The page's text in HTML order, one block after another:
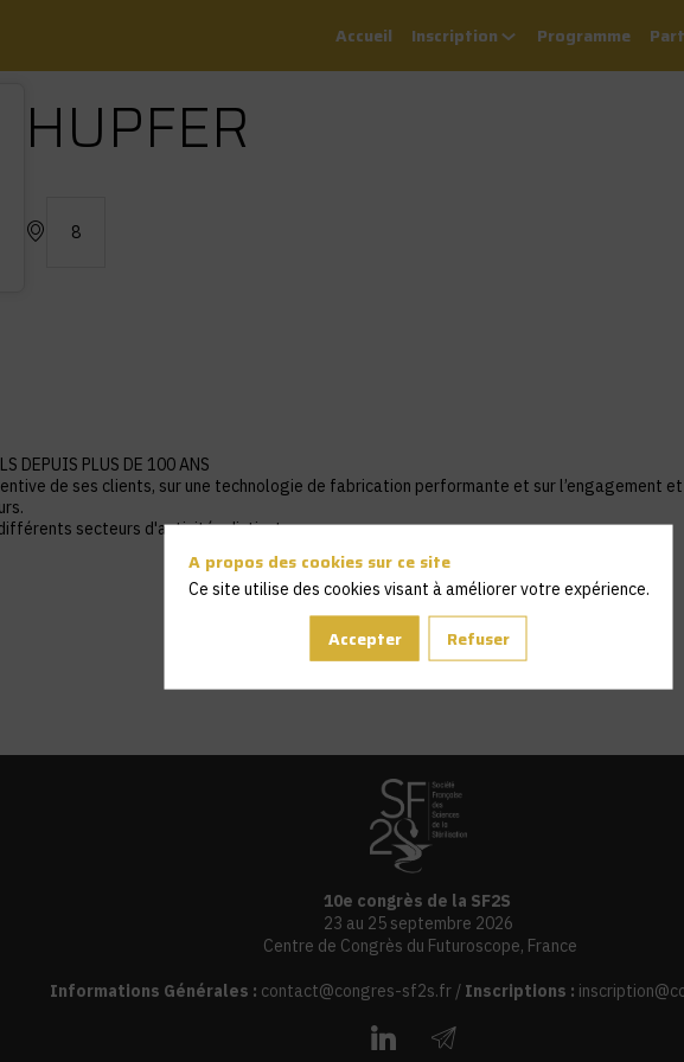
Accueil Inscription Programme
HUPFER
8
DEPUIS PLUS DE 100 ANS
de ses clients, sur une technologie de fabrication performante et sur l’engagement
secteurs d'activités distincts :
10e congrès de la SF2S
23 au 25 septembre 2026
Centre de Congrès du Futuroscope, France
Informations Générales : contact@congres-sf2s.fr / Inscriptions :
A propos des cookies sur ce site
Ce site utilise des cookies visant à améliorer votre expérience.
Accepter Refuser